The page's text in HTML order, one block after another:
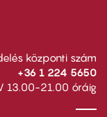
központi szám
+36 1 224 5650
13.00-21.00 óráig